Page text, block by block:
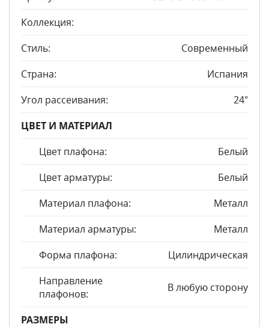
Коллекция:
Стиль:
Современный
Страна:
Испания
Угол рассеивания:
24°
ЦВЕТ И МАТЕРИАЛ
Цвет плафона:
Белый
Цвет арматуры:
Белый
Материал плафона:
Металл
Материал арматуры:
Металл
Форма плафона:
Цилиндрическая
Направление
плафонов:
В любую сторону
РАЗМЕРЫ